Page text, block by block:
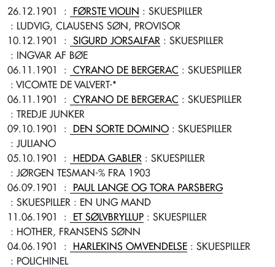
26.12.1901 : FØRSTE VIOLIN : SKUESPILLER
: LUDVIG, CLAUSENS SØN, PROVISOR
10.12.1901
: SIGURD JORSALFAR : SKUESPILLER
: INGVAR AF BØE
06.11.1901
: CYRANO DE BERGERAC : SKUESPILLER
: VICOMTE DE VALVERT-*
06.11.1901
: CYRANO DE BERGERAC : SKUESPILLER
: TREDJE JUNKER
09.10.1901
: DEN SORTE DOMINO : SKUESPILLER
: JULIANO
05.10.1901
: HEDDA GABLER : SKUESPILLER
: JØRGEN TESMAN-% FRA 1903
06.09.1901
:
PAUL LANGE OG TORA PARSBERG
: SKUESPILLER : EN UNG MAND
11.06.1901
: ET SØLVBRYLLUP : SKUESPILLER
: HOTHER, FRANSENS SØNN
04.06.1901
: HARLEKINS OMVENDELSE : SKUESPILLER
: POLICHINEL